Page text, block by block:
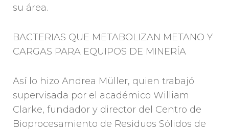
su área.
BACTERIAS QUE METABOLIZAN METANO Y
CARGAS PARA EQUIPOS DE MINERÍA
Así lo hizo Andrea Müller, quien trabajó
supervisada por el académico William
Clarke, fundador y director del Centro de
Bioprocesamiento de Residuos Sólidos de